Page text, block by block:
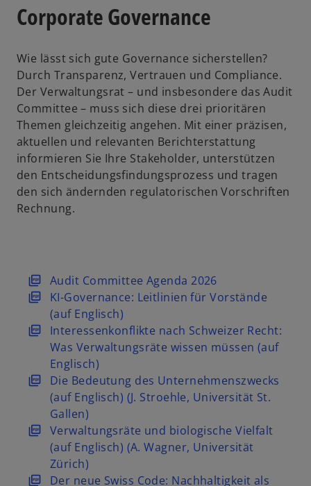
Corporate Governance
Wie lässt sich gute Governance sicherstellen?
Durch Transparenz, Vertrauen und Compliance.
Der Verwaltungsrat – und insbesondere das Audit
Committee – muss sich diese drei prioritären
Themen gleichzeitig angehen. Mit einer präzisen,
aktuellen und relevanten Berichterstattung
informieren Sie Ihre Stakeholder, unterstützen
den Entscheidungsfindungsprozess und tragen
den sich ändernden regulatorischen Vorschriften
Rechnung.
Audit Committee Agenda 2026
w
i
r
d
i
n
e
i
n
e
r
n
e
KI-Governance: Leitlinien für Vorstände
(auf Englisch)
w
i
r
d
i
n
e
i
n
e
r
n
Interessenkonflikte nach Schweizer Recht:
Was Verwaltungsräte wissen müssen (auf
Englisch)
w
i
r
d
i
n
e
i
n
e
Die Bedeutung des Unternehmenszwecks
(auf Englisch) (J. Stroehle, Universität St.
Gallen)
w
i
r
d
i
n
e
Verwaltungsräte und biologische Vielfalt
(auf Englisch) (A. Wagner, Universität
Zürich)
w
i
r
d
Der neue Swiss Code: Nachhaltigkeit als
w